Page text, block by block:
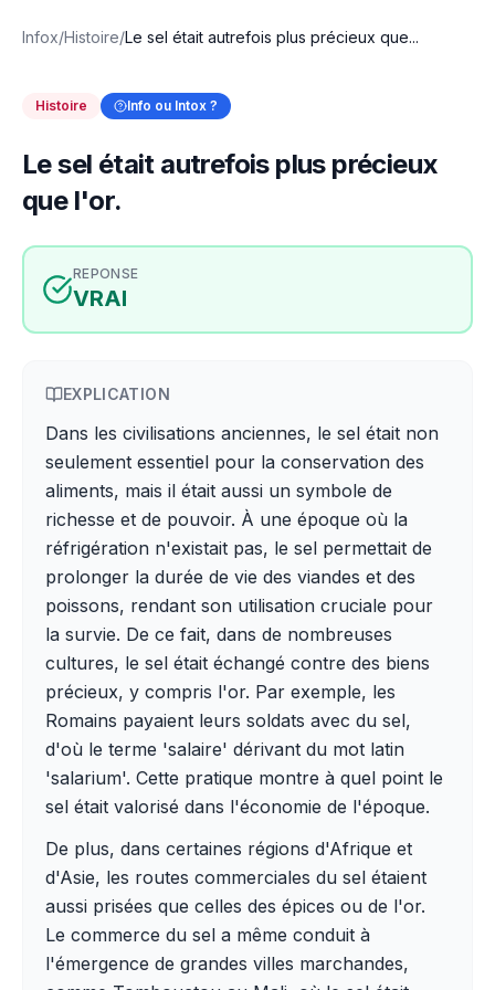
Infox/Histoire/Le sel était autrefois plus précieux que...
Histoire Info ou Intox ?
Le sel était autrefois plus précieux
que l'or.
REPONSE
VRAI
EXPLICATION
Dans les civilisations anciennes, le sel était non
seulement essentiel pour la conservation des
aliments, mais il était aussi un symbole de
richesse et de pouvoir. À une époque où la
réfrigération n'existait pas, le sel permettait de
prolonger la durée de vie des viandes et des
poissons, rendant son utilisation cruciale pour
la survie. De ce fait, dans de nombreuses
cultures, le sel était échangé contre des biens
précieux, y compris l'or. Par exemple, les
Romains payaient leurs soldats avec du sel,
d'où le terme 'salaire' dérivant du mot latin
'salarium'. Cette pratique montre à quel point le
sel était valorisé dans l'économie de l'époque.
De plus, dans certaines régions d'Afrique et
d'Asie, les routes commerciales du sel étaient
aussi prisées que celles des épices ou de l'or.
Le commerce du sel a même conduit à
l'émergence de grandes villes marchandes,